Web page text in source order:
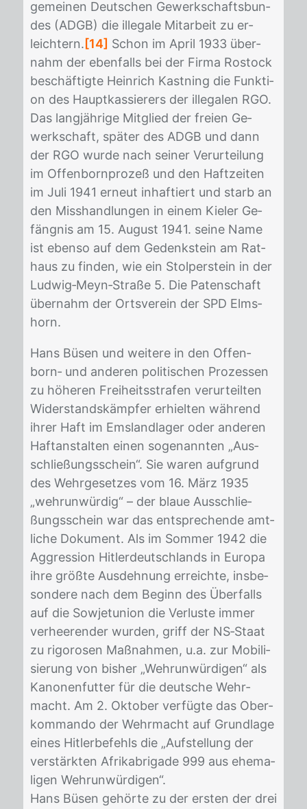
ge­mei­nen Deut­schen Ge­werk­schafts­bun­
des (ADGB) die il­le­ga­le Mit­ar­beit zu er­
leich­tern. [14] Schon im April 1933 über­
nahm der eben­falls bei der Fir­ma Ros­tock
be­schäf­tig­te Hein­rich Kast­ning die Funk­ti­
on des Haupt­kas­sie­rers der il­le­ga­len RGO.
Das lang­jäh­ri­ge Mit­glied der frei­en Ge­
werk­schaft, spä­ter des ADGB und dann
der RGO wur­de nach sei­ner Ver­ur­tei­lung
im Of­fen­born­pro­zeß und den Haft­zei­ten
im Juli 1941 er­neut in­haf­tiert und starb an
den Miss­hand­lun­gen in ei­nem Kie­ler Ge­
fäng­nis am 15. Au­gust 1941. sei­ne Name
ist eben­so auf dem Ge­denk­stein am Rat­
haus zu fin­den, wie ein Stol­per­stein in der
Lud­wig‐Meyn‐Stra­ße 5. Die Pa­ten­schaft
über­nahm der Orts­ver­ein der SPD Elms­
horn.
Hans Bü­sen und wei­te­re in den Of­fen­
born‐ und an­de­ren po­li­ti­schen Pro­zes­sen
zu hö­he­ren Frei­heits­stra­fen ver­ur­teil­ten
Wi­der­stands­kämp­fer er­hiel­ten wäh­rend
ih­rer Haft im Ems­land­la­ger oder an­de­ren
Haft­an­stal­ten ei­nen so­ge­nann­ten „Aus­
schlie­ßungs­schein“. Sie wa­ren auf­grund
des Wehr­ge­set­zes vom 16. März 1935
„wehr­un­wür­dig“ – der blaue Aus­schlie­
ßungs­schein war das ent­spre­chen­de amt­
li­che Do­ku­ment. Als im Som­mer 1942 die
Ag­gres­si­on Hit­ler­deutsch­lands in Eu­ro­pa
ihre größ­te Aus­deh­nung er­reich­te, ins­be­
son­de­re nach dem Be­ginn des Über­falls
auf die So­wjet­uni­on die Ver­lus­te im­mer
ver­hee­ren­der wur­den, griff der NS‐Staat
zu ri­go­ro­sen Maß­nah­men, u.a. zur Mo­bi­li­
sie­rung von bis­her „Wehr­un­wür­di­gen“ als
Ka­no­nen­fut­ter für die deut­sche Wehr­
macht. Am 2. Ok­to­ber ver­füg­te das Ober­
kom­man­do der Wehr­macht auf Grund­la­ge
ei­nes Hit­ler­be­fehls die „Auf­stel­lung der
ver­stärk­ten Afri­ka­bri­ga­de 999 aus ehe­ma­
li­gen Wehr­un­wür­di­gen“.
Hans Bü­sen ge­hör­te zu der ers­ten der drei